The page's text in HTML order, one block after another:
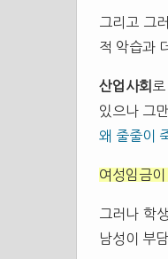
그리고 그
적 악습과
산업사회
있으나 그
왜 줄줄이
여성임금이
그러나 학
남성이 부